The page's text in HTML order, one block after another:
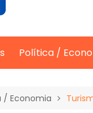
Política /
/ Economia